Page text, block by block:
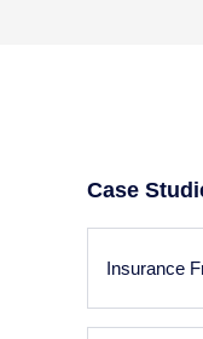
Case
Insurance